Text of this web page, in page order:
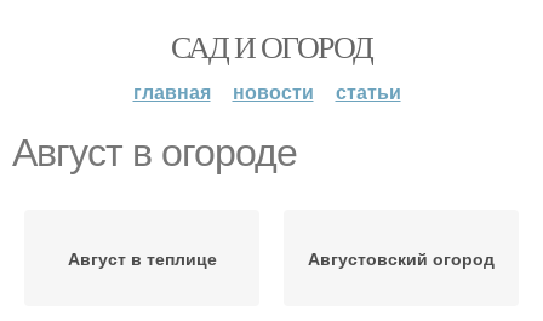
САД И ОГОРОД
главная новости статьи
Август в огороде
Август в теплице Августовский огород